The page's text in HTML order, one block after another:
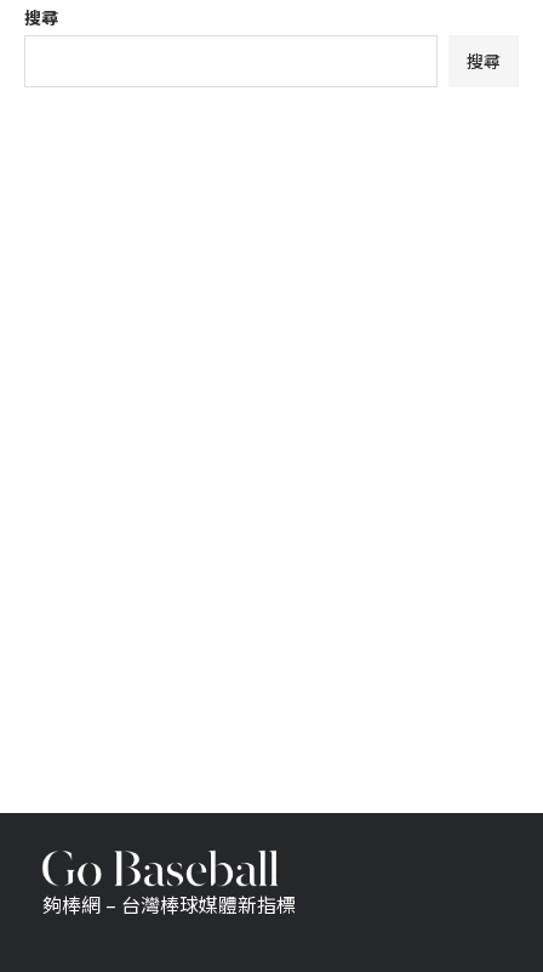
搜尋
搜尋
夠棒網 – 台灣棒球媒體新指標